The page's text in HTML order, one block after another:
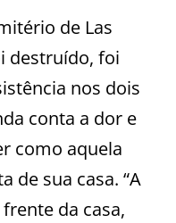
de Las
destruído, foi
nos dois
conta a dor e
como aquela
de sua casa. “A
da casa,